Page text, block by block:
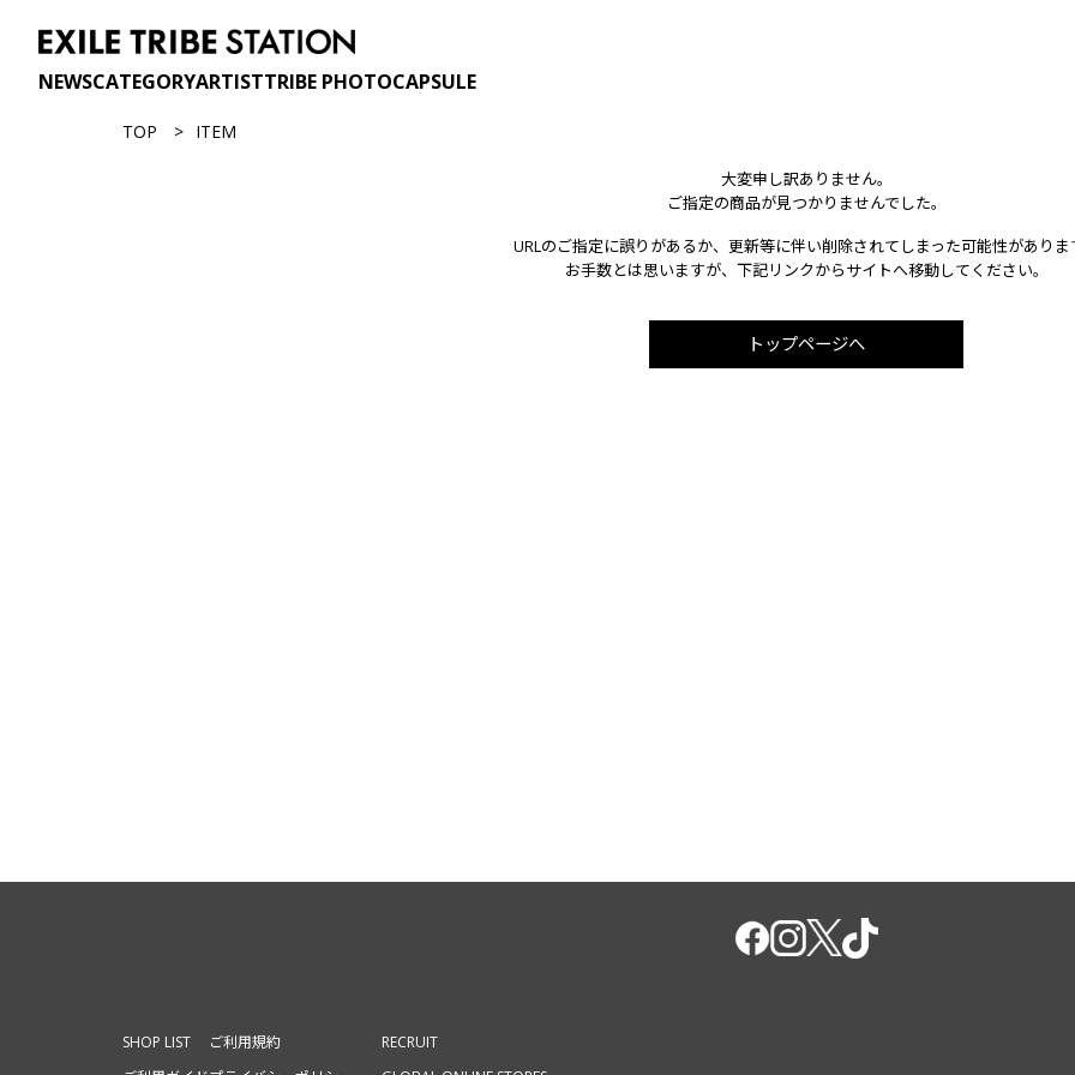
NEWSCATEGORYARTISTTRIBE PHOTOCAPSULE
TOP ITEM
大変申し訳ありません。
ご指定の商品が見つかりませんでした。
URLのご指定に誤りがあるか、更新等に伴い削除されてしまった可能性がありま
お手数とは思いますが、下記リンクからサイトへ移動してください。
トップページへ
SHOP LIST
ご利用規約
RECRUIT